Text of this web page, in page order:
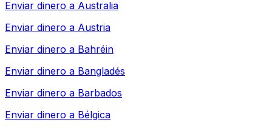
Enviar dinero a Australia
Enviar dinero a Austria
Enviar dinero a Bahréin
Enviar dinero a Bangladés
Enviar dinero a Barbados
Enviar dinero a Bélgica